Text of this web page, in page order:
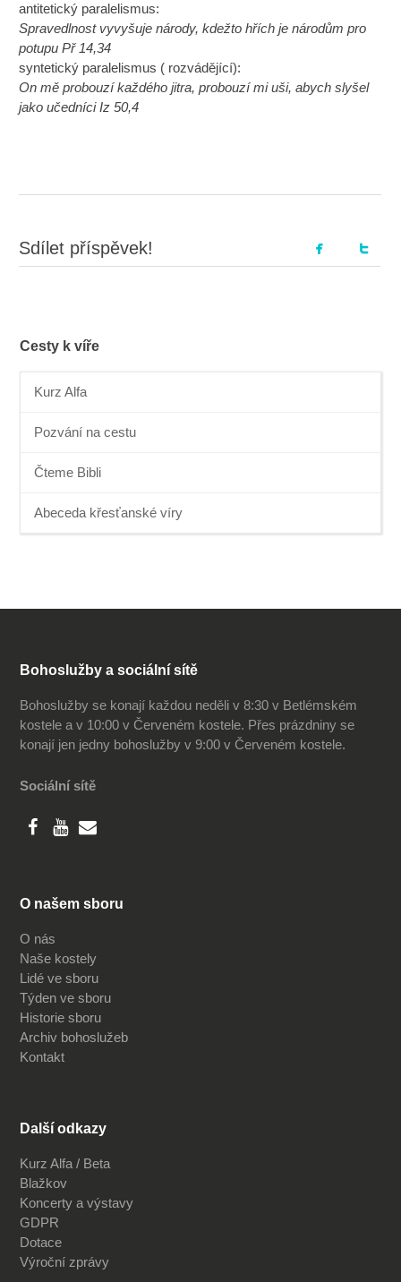
antitetický paralelismus:
Spravedlnost vyvyšuje národy, kdežto hřích je národům pro
potupu Př 14,34
syntetický paralelismus ( rozvádějící):
On mě probouzí každého jitra, probouzí mi uši, abych slyšel
jako učedníci Iz 50,4
Sdílet příspěvek!
Cesty k víře
Kurz Alfa
Pozvání na cestu
Čteme Bibli
Abeceda křesťanské víry
Bohoslužby a sociální sítě
Bohoslužby se konají každou neděli v 8:30 v Betlémském
kostele a v 10:00 v Červeném kostele. Přes prázdniny se
konají jen jedny bohoslužby v 9:00 v Červeném kostele.
Sociální sítě
O našem sboru
O nás
Naše kostely
Lidé ve sboru
Týden ve sboru
Historie sboru
Archiv bohoslužeb
Kontakt
Další odkazy
Kurz Alfa / Beta
Blažkov
Koncerty a výstavy
GDPR
Dotace
Výroční zprávy